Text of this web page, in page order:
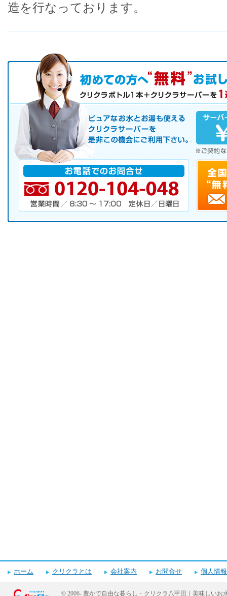
造を行なっております。
初めての方へ キャンペーン実施中！
お気軽にお申し込み下さい。
ピュアなお水とお湯も使えるクリクラサーバーを是非この機会にご
サーバレンタル
ご自宅まで配送
※ご契約なさらなくても結構です。
お電話でのお問合せ
ホーム クリクラとは 会社案内 お問合せ 個人情
© 2006- 豊かで自由な暮らし・クリクラ八甲田｜美味しいお